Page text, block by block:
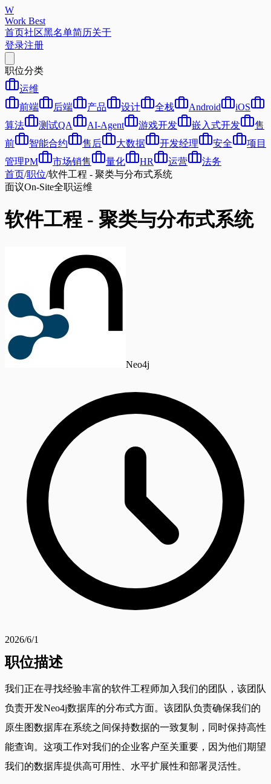
W
Work Best
首页社区黑名单简历关于
登录注册
职位分类
运维
前端
后端 产品 设计 全栈 Android
iOS
算法
测试QA AI-Agent 游戏开发 嵌入式开发
售
前
智能合约 售后 大数据 开发经理 安全
项目
管理PM
市场销售 量化 HR 运营
法务
首页/职位/软件工程 - 聚类与分布式系统
面议On-Site全职运维
软件工程 - 聚类与分布式系统
Neo4j
2026/6/1
职位描述
我们正在寻找经验丰富的软件工程师加入我们的团队，该团队
负责开发Neo4j数据库的分布式方面。该团队负责确保我们的
原生图数据库在系统之间保持数据的一致复制，同时保持高性
能查询。这项工作对我们的企业客户至关重要，因为他们期望
我们的数据库提供高可用性、水平扩展性和部署灵活性。